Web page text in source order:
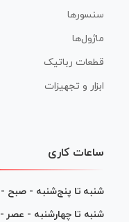
سنسورها
ماژول‌ها
قطعات رباتیک
ابزار و تجهیزات
ساعات کاری
شنبه تا پنج‌شنبه - صبح -
شنبه تا چهارشنبه - عصر -